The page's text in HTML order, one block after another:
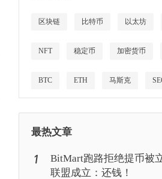
区块链 比特币 以太坊
NFT 稳定币 加密货币
BTC ETH 马斯克
最热文章
1
BitMart跑路拒绝提币被
联盟成立：还钱！